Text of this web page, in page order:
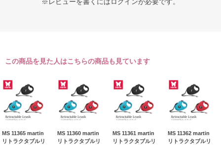
この商品を見た人はこちらの商品も見ています
MS 11365 martin
リトラクタブルリ
MS 11360 martin
リトラクタブルリ
MS 11361 martin
リトラクタブルリ
MS 11362 martin
リトラクタブルリ